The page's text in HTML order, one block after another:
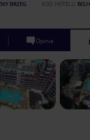
BRZEG KOD HOTELU
Opinie